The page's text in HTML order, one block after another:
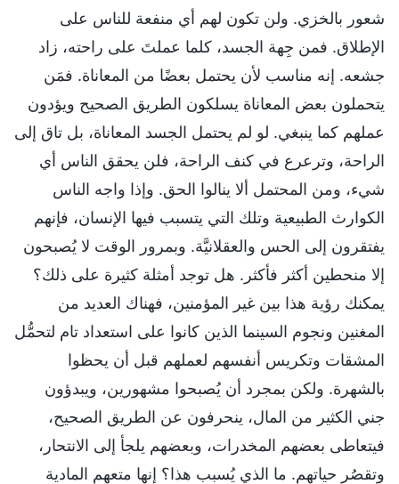
شعور بالخزي. ولن تكون لهم أي منفعة للناس على
الإطلاق. فمن جِهة الجسد، كلما عملتَ على راحته، زاد
جشعه. إنه مناسب لأن يحتمل بعضًا من المعاناة. فمَن
يتحملون بعض المعاناة يسلكون الطريق الصحيح ويؤدون
عملهم كما ينبغي. لو لم يحتمل الجسد المعاناة، بل تاق إلى
الراحة، وترعرع في كنف الراحة، فلن يحقق الناس أي
شيء، ومن المحتمل ألا ينالوا الحق. وإذا واجه الناس
الكوارث الطبيعية وتلك التي يتسبب فيها الإنسان، فإنهم
يفتقرون إلى الحس والعقلانيَّة. وبمرور الوقت لا يُصبحون
إلا منحطين أكثر فأكثر. هل توجد أمثلة كثيرة على ذلك؟
يمكنك رؤية هذا بين غير المؤمنين، فهناك العديد من
المغنين ونجوم السينما الذين كانوا على استعداد تام لتحمُّل
المشقات وتكريس أنفسهم لعملهم قبل أن يحظوا
بالشهرة. ولكن بمجرد أن يُصبحوا مشهورين، ويبدؤون
جني الكثير من المال، ينحرفون عن الطريق الصحيح،
فيتعاطى بعضهم المخدرات، وبعضهم يلجأ إلى الانتحار،
وتقصُر حياتهم. ما الذي يُسبب هذا؟ إنها متعهم المادية